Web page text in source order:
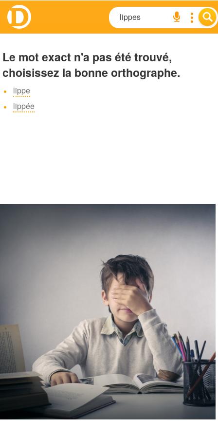
Le mot exact n'a pas été trouvé,
choisissez la bonne orthographe.
lippe
lippée